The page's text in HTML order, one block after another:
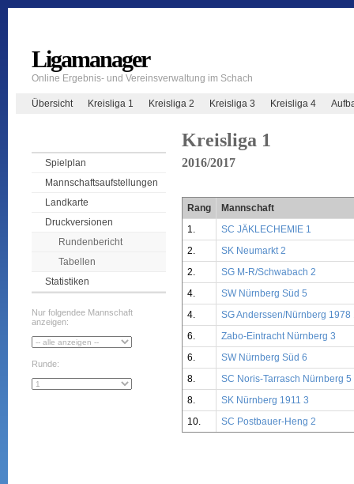
Ligamanager
Online Ergebnis- und Vereinsverwaltung im Schach
Übersicht Kreisliga 1 Kreisliga 2 Kreisliga 3 Kreisliga 4
Spielplan
Mannschaftsaufstellungen
Landkarte
Druckversionen
Rundenbericht
Tabellen
Statistiken
Nur folgendee Mannschaft
anzeigen:
Runde:
Kreisliga 1
2016/2017
Rang
Mannschaft
1.
SC JÄKLECHEMIE 1
2.
SK Neumarkt 2
2.
SG M-R/Schwabach 2
4.
SW Nürnberg Süd 5
4.
SG Anderssen/Nürnberg 1978
6.
Zabo-Eintracht Nürnberg 3
6.
SW Nürnberg Süd 6
8.
SC Noris-Tarrasch Nürnberg 5
8.
SK Nürnberg 1911 3
10.
SC Postbauer-Heng 2